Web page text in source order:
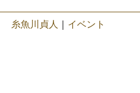
糸魚川貞人 イベント